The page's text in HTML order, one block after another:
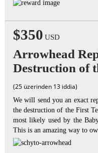
$350 USD
Arrowhead
Destruction of
(25 üzerinden 13 iddia)
We will send you an exact
the destruction of the First
most likely used by the
This is an amazing way to